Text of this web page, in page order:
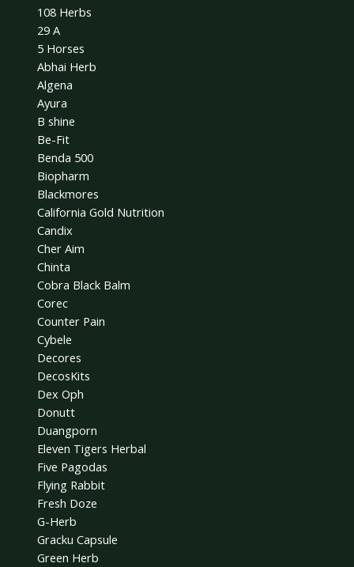
108 Herbs
29 A
5 Horses
Abhai Herb
Algena
Ayura
B shine
Be-Fit
Benda 500
Biopharm
Blackmores
California Gold Nutrition
Candix
Cher Aim
Chinta
Cobra Black Balm
Corec
Counter Pain
Cybele
Decores
DecosKits
Dex Oph
Donutt
Duangporn
Eleven Tigers Herbal
Five Pagodas
Flying Rabbit
Fresh Doze
G-Herb
Gracku Capsule
Green Herb